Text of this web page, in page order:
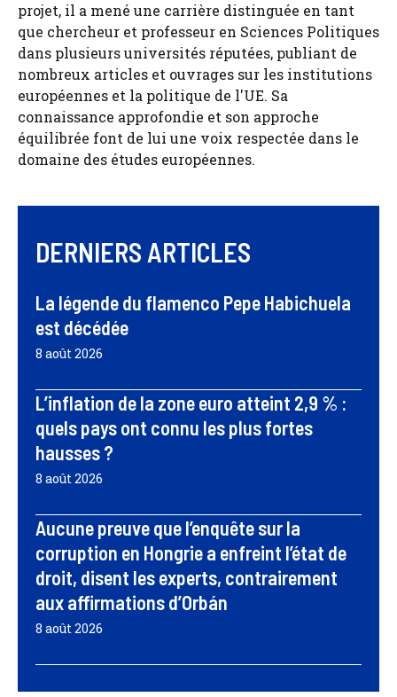
projet, il a mené une carrière distinguée en tant
que chercheur et professeur en Sciences Politiques
dans plusieurs universités réputées, publiant de
nombreux articles et ouvrages sur les institutions
européennes et la politique de l'UE. Sa
connaissance approfondie et son approche
équilibrée font de lui une voix respectée dans le
domaine des études européennes.
DERNIERS ARTICLES
La légende du flamenco Pepe Habichuela
est décédée
8 août 2026
L’inflation de la zone euro atteint 2,9 % :
quels pays ont connu les plus fortes
hausses ?
8 août 2026
Aucune preuve que l’enquête sur la
corruption en Hongrie a enfreint l’état de
droit, disent les experts, contrairement
aux affirmations d’Orbán
8 août 2026